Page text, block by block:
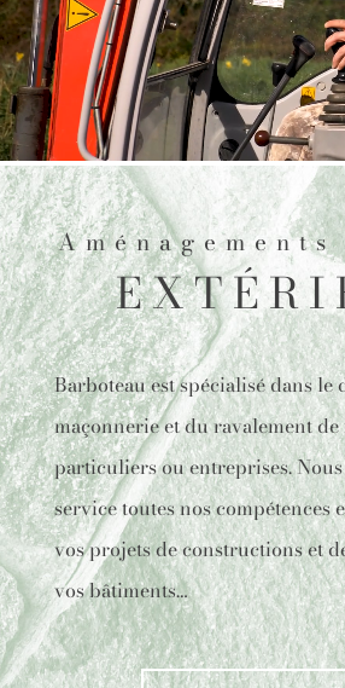
Aménagements
Barboteau est spécialisé dans le
maçonnerie et du ravalement de
particuliers ou entreprises.
service toutes nos compétences
vos projets de constructions et
vos bâtiments…